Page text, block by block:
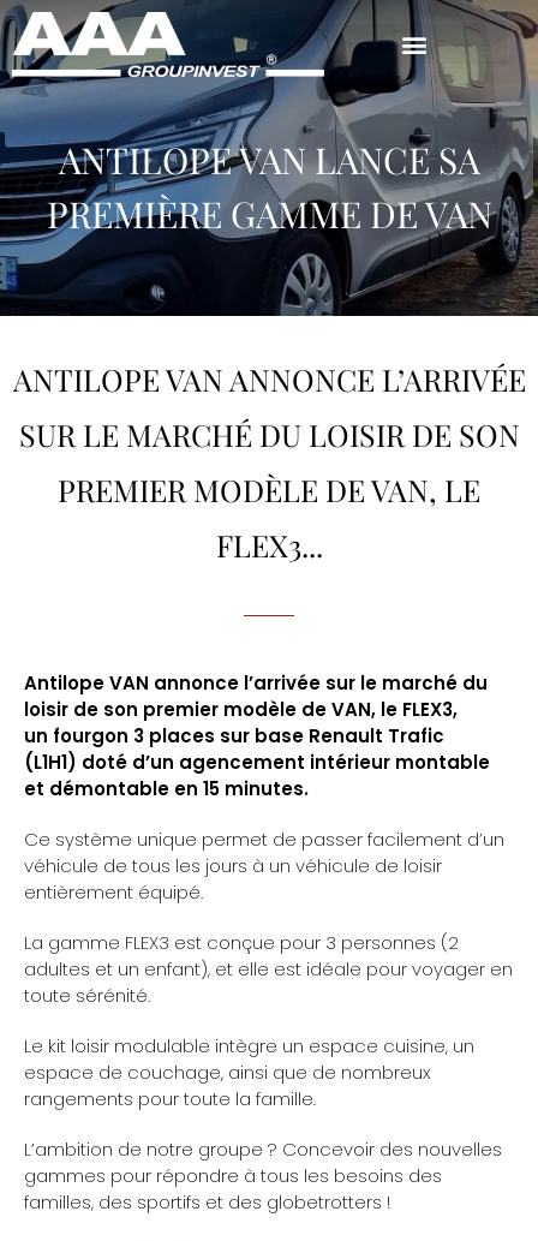
ANTILOPE VAN LANCE SA
PREMIÈRE GAMME DE VAN
ANTILOPE VAN ANNONCE L’ARRIVÉE
SUR LE MARCHÉ DU LOISIR DE SON
PREMIER MODÈLE DE VAN, LE
FLEX3...
Antilope VAN annonce l’arrivée sur le marché du
loisir de son premier modèle de VAN, le FLEX3,
un fourgon 3 places sur base Renault Trafic
(L1H1) doté d’un agencement intérieur montable
et démontable en 15 minutes.
Ce système unique permet de passer facilement d’un
véhicule de tous les jours à un véhicule de loisir
entièrement équipé.
La gamme FLEX3 est conçue pour 3 personnes (2
adultes et un enfant), et elle est idéale pour voyager en
toute sérénité.
Le kit loisir modulable intègre un espace cuisine, un
espace de couchage, ainsi que de nombreux
rangements pour toute la famille.
L’ambition de notre groupe ? Concevoir des nouvelles
gammes pour répondre à tous les besoins des
familles, des sportifs et des globetrotters !